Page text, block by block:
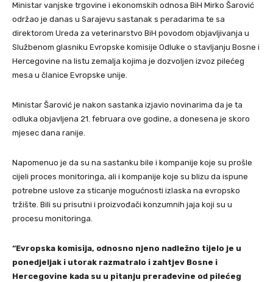
Ministar vanjske trgovine i ekonomskih odnosa BiH Mirko Šarović
održao je danas u Sarajevu sastanak s peradarima te sa
direktorom Ureda za veterinarstvo BiH povodom objavljivanja u
Službenom glasniku Evropske komisije Odluke o stavljanju Bosne i
Hercegovine na listu zemalja kojima je dozvoljen izvoz pilećeg
mesa u članice Evropske unije.
Ministar Šarović je nakon sastanka izjavio novinarima da je ta
odluka objavljena 21. februara ove godine, a donesena je skoro
mjesec dana ranije.
Napomenuo je da su na sastanku bile i kompanije koje su prošle
cijeli proces monitoringa, ali i kompanije koje su blizu da ispune
potrebne uslove za sticanje mogućnosti izlaska na evropsko
tržište. Bili su prisutni i proizvođači konzumnih jaja koji su u
procesu monitoringa.
“Evropska komisija, odnosno njeno nadležno tijelo je u
ponedjeljak i utorak razmatralo i zahtjev Bosne i
Hercegovine kada su u pitanju prerađevine od pilećeg